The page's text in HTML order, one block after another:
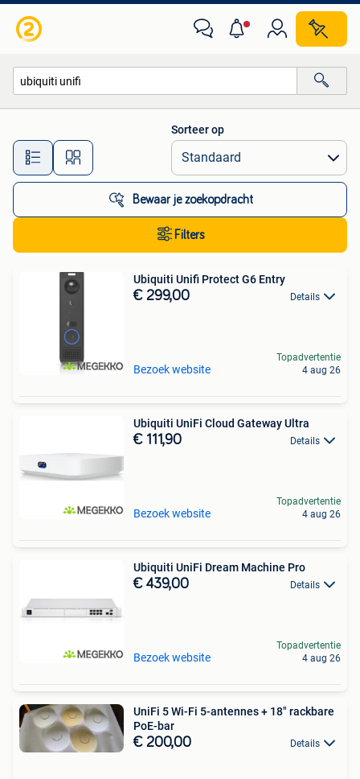
Alle afstanden…
Sorteer op
Bewaar je zoekopdracht
Filters
Ubiquiti Unifi Protect G6 Entry
€ 299,00 Details
Bezoek website
Topadvertentie
4 aug 26
Ubiquiti UniFi Cloud Gateway Ultra
€ 111,90 Details
Bezoek website
Topadvertentie
4 aug 26
Ubiquiti UniFi Dream Machine Pro
€ 439,00 Details
Bezoek website
Topadvertentie
4 aug 26
UniFi 5 Wi-Fi 5-antennes + 18" rackbare
PoE-bar
€ 200,00 Details